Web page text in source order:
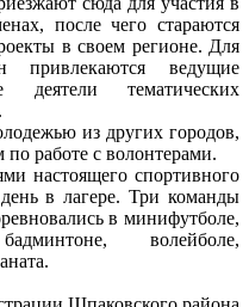
после чего стараются
в своем регионе. Для
привлекаются ведущие
тематических
из других городов,
работе с волонтерами.
настоящего спортивного
в лагере. Три команды
в минифутболе,
волейболе,